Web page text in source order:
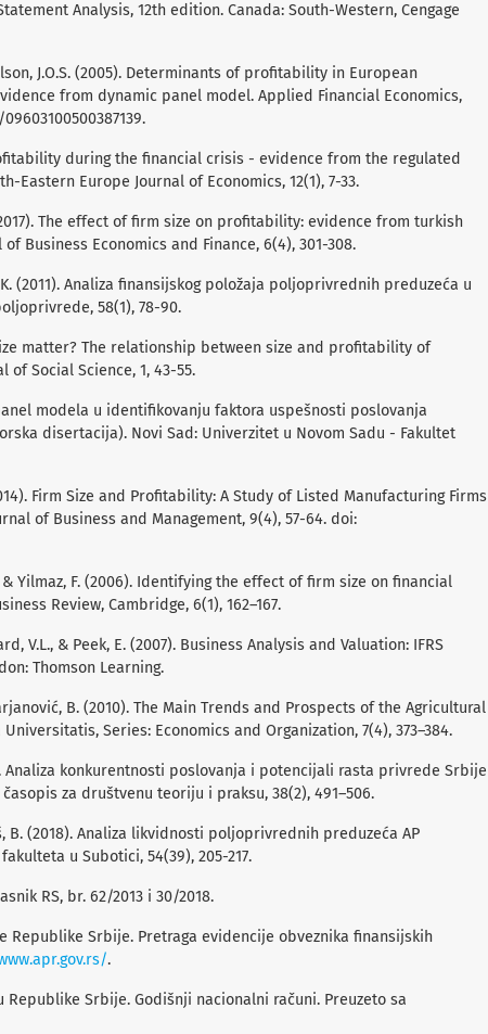
Analysis, 12th edition. Canada: South-Western, Cengage
J.O.S. (2005). Determinants of profitability in European
from dynamic panel model. Applied Financial Economics,
during the financial crisis - evidence from the regulated
Eastern Europe Journal of Economics, 12(1), 7-33.
The effect of firm size on profitability: evidence from turkish
Business Economics and Finance, 6(4), 301-308.
K. (2011). Analiza finansijskog položaja poljoprivrednih preduzeća u
58(1), 78-90.
matter? The relationship between size and profitability of
Social Science, 1, 43-55.
modela u identifikovanju faktora uspešnosti poslovanja
disertacija). Novi Sad: Univerzitet u Novom Sadu - Fakultet
Firm Size and Profitability: A Study of Listed Manufacturing Firms
of Business and Management, 9(4), 57-64. doi:
& Yilmaz, F. (2006). Identifying the effect of firm size on financial
Review, Cambridge, 6(1), 162–167.
V.L., & Peek, E. (2007). Business Analysis and Valuation: IFRS
Thomson Learning.
B. (2010). The Main Trends and Prospects of the Agricultural
Series: Economics and Organization, 7(4), 373–384.
Analiza konkurentnosti poslovanja i potencijali rasta privrede Srbije
za društvenu teoriju i praksu, 38(2), 491–506.
B. (2018). Analiza likvidnosti poljoprivrednih preduzeća AP
u Subotici, 54(39), 205-217.
RS, br. 62/2013 i 30/2018.
Republike Srbije. Pretraga evidencije obveznika finansijskih
.
Srbije. Godišnji nacionalni računi. Preuzeto sa